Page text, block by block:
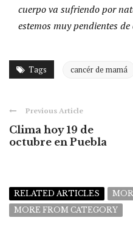
cuerpo va sufriendo por
estemos muy pendientes de
Tags cancér de mamá
Previous Article
Clima hoy 19 de
octubre en Puebla
RELATED ARTICLES
MORE FROM CATEGORY